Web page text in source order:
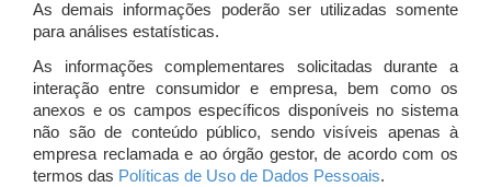
As demais informações poderão ser utilizadas somente
para análises estatísticas.
As informações complementares solicitadas durante a
interação entre consumidor e empresa, bem como os
anexos e os campos específicos disponíveis no sistema
não são de conteúdo público, sendo visíveis apenas à
empresa reclamada e ao órgão gestor, de acordo com os
termos das Políticas de Uso de Dados Pessoais.